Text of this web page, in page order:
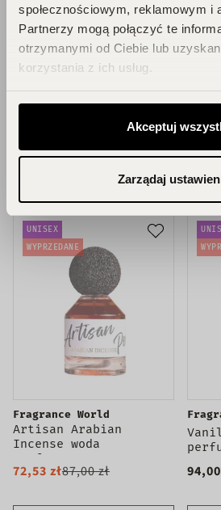
społecznościowym, reklamowym i
Partnerzy mogą połączyć te
otrzymanymi od Ciebie lub
korzystania z ich usług.
Akceptuj
Zarządaj
Fragrance World
Artisan Perfumery
perfumowana spray
UNISEX
WYPRZEDANE
Fragrance World
Artisan Arabian
Incense woda
perfumowana spray
72,53 zł87,00 zł